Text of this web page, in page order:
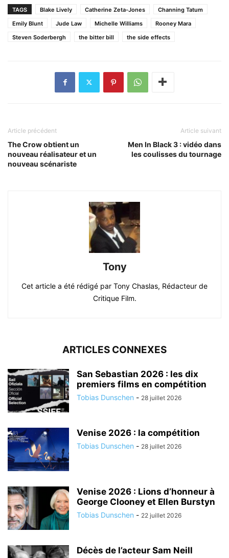
TAGS Blake Lively Catherine Zeta-Jones
Channing Tatum
Emily Blunt
Jude Law Michelle Williams
Rooney Mara
Steven Soderbergh
the bitter bill the side effects
Article précédent
The Crow obtient un
nouveau réalisateur et un
nouveau scénariste
Article suivant
Men In Black 3 : vidéo dans
les coulisses du tournage
Tony
Cet article a été rédigé par Tony Chaslas, Rédacteur de
Critique Film.
ARTICLES CONNEXES
San Sebastian 2026 : les dix
premiers films en compétition
Tobias Dunschen - 28 juillet 2026
Venise 2026 : la compétition
Tobias Dunschen - 28 juillet 2026
Venise 2026 : Lions d’honneur à
George Clooney et Ellen Burstyn
Tobias Dunschen - 22 juillet 2026
Décès de l’acteur Sam Neill